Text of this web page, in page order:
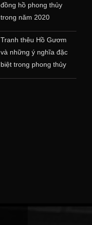
đồng hồ phong thủy
trong năm 2020
Tranh thêu Hồ Gươm
và những ý nghĩa đặc
biệt trong phong thủy